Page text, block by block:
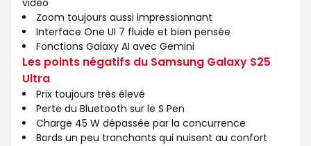
vidéo
Zoom toujours aussi impressionnant
Interface One UI 7 fluide et bien pensée
Fonctions Galaxy AI avec Gemini
Les points négatifs du Samsung Galaxy S25
Ultra
Prix toujours très élevé
Perte du Bluetooth sur le S Pen
Charge 45 W dépassée par la concurrence
Bords un peu tranchants qui nuisent au confort